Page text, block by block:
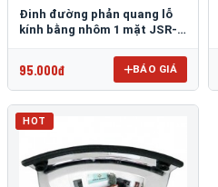
Đinh đường phản quang lỗ
kính bằng nhôm 1 mặt JSR-
95.000đ BÁO GIÁ
HOT